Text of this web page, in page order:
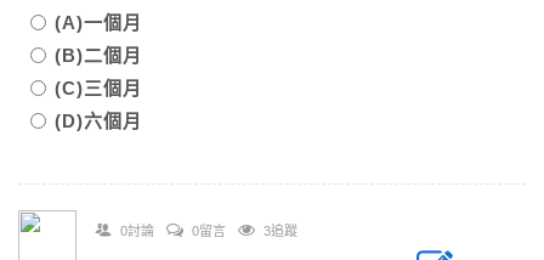
(A)一個月
(B)二個月
(C)三個月
(D)六個月
0討論 0留言 3追蹤